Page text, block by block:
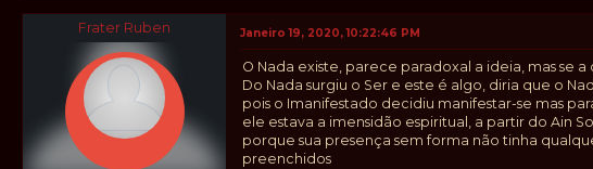
Frater Ruben Janeiro 19, 2020, 10:22:46 PM
O Nada existe, parece paradoxal a ideia, mas
Do Nada surgiu o Ser e este é algo, diria que o
pois o Imanifestado decidiu manifestar-se mas
ele estava a imensidão espiritual, a partir do Ain
porque sua presença sem forma não tinha
preenchidos